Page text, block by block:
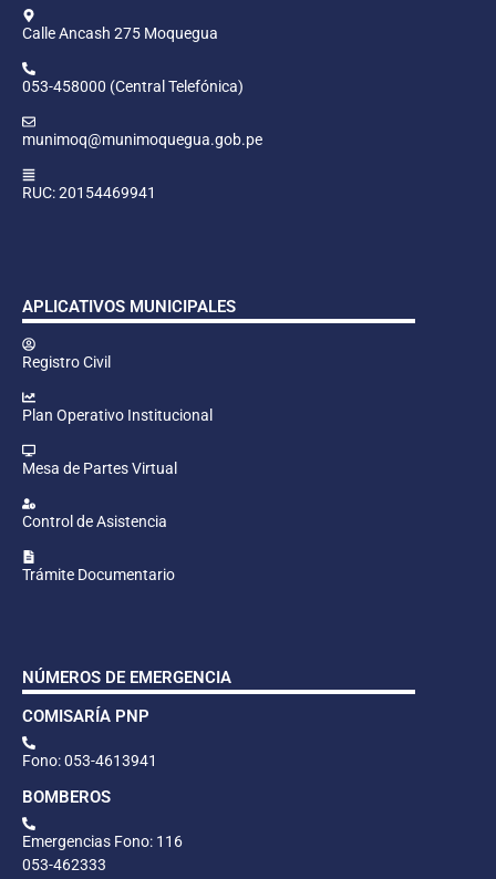
Calle Ancash 275 Moquegua
053-458000 (Central Telefónica)
munimoq@munimoquegua.gob.pe
RUC: 20154469941
APLICATIVOS MUNICIPALES
Registro Civil
Plan Operativo Institucional
Mesa de Partes Virtual
Control de Asistencia
Trámite Documentario
NÚMEROS DE EMERGENCIA
COMISARÍA PNP
Fono: 053-4613941
BOMBEROS
Emergencias Fono: 116
053-462333